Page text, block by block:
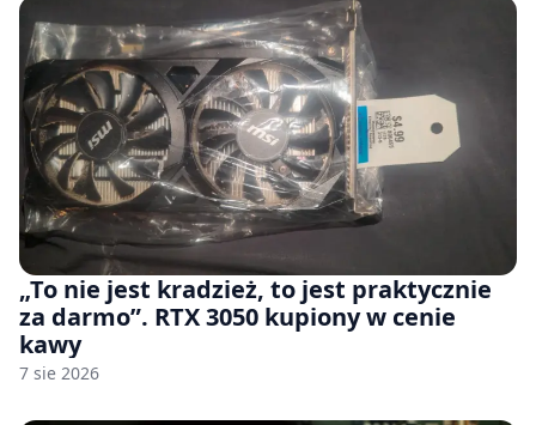
„To nie jest kradzież, to jest praktycznie
za darmo”. RTX 3050 kupiony w cenie
kawy
7 sie 2026